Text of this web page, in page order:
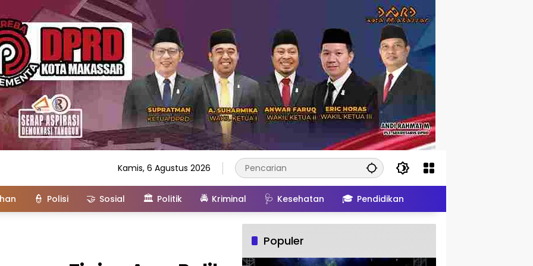
Kamis, 6 Agustus 2026
👮 Polisi 🤝 Sosial 🏛️ Politik 🚔 Kriminal 🩺 Kesehatan 🎓 Pendidikan
Populer